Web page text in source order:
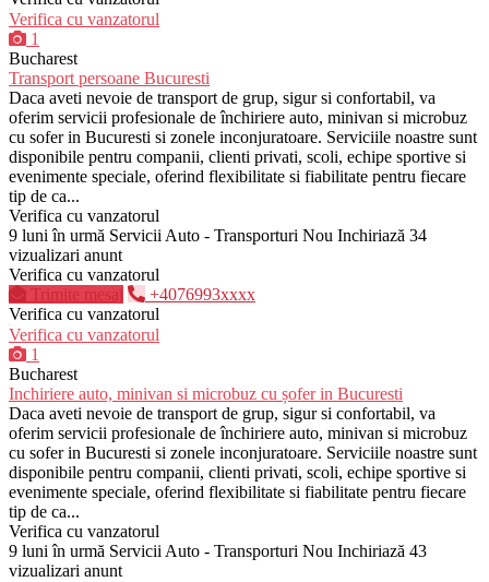
Verifica cu vanzatorul
1
Bucharest
Transport persoane Bucuresti
Daca aveti nevoie de transport de grup, sigur si confortabil, va
oferim servicii profesionale de închiriere auto, minivan si microbuz
cu sofer in Bucuresti si zonele inconjuratoare. Serviciile noastre sunt
disponibile pentru companii, clienti privati, scoli, echipe sportive si
evenimente speciale, oferind flexibilitate si fiabilitate pentru fiecare
tip de ca...
Verifica cu vanzatorul
9 luni în urmă Servicii Auto - Transporturi Nou Inchiriază 34
vizualizari anunt
Verifica cu vanzatorul
Trimite mesaj
+4076993xxxx
Verifica cu vanzatorul
Verifica cu vanzatorul
1
Bucharest
Inchiriere auto, minivan si microbuz cu șofer in Bucuresti
Daca aveti nevoie de transport de grup, sigur si confortabil, va
oferim servicii profesionale de închiriere auto, minivan si microbuz
cu sofer in Bucuresti si zonele inconjuratoare. Serviciile noastre sunt
disponibile pentru companii, clienti privati, scoli, echipe sportive si
evenimente speciale, oferind flexibilitate si fiabilitate pentru fiecare
tip de ca...
Verifica cu vanzatorul
9 luni în urmă Servicii Auto - Transporturi Nou Inchiriază 43
vizualizari anunt